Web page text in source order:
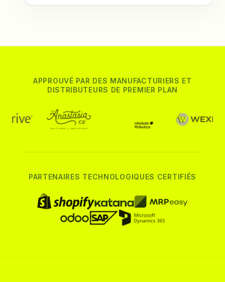
APPROUVÉ PAR DES MANUFACTURIERS ET
DISTRIBUTEURS DE PREMIER PLAN
PARTENAIRES TECHNOLOGIQUES CERTIFIÉS